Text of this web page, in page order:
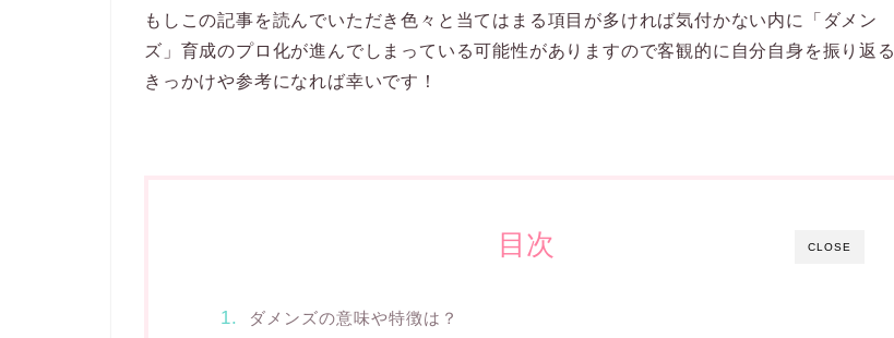
もしこの記事を読んでいただき色々と当てはまる項目が多ければ気付かない内に「ダメン
ズ」育成のプロ化が進んでしまっている可能性がありますので客観的に自分自身を振り返る
きっかけや参考になれば幸いです！
CLOSE
目次
ダメンズの意味や特徴は？